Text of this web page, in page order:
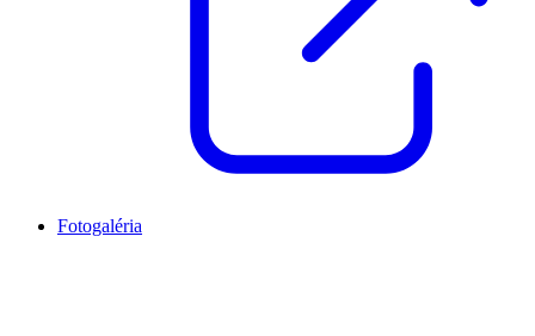
Fotogaléria